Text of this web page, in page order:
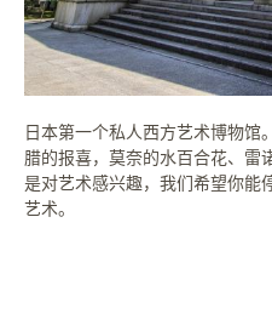
日本第一个私人西方艺术博物馆
腊的报喜，莫奈的水百合花、雷
是对艺术感兴趣，我们希望你能
艺术。